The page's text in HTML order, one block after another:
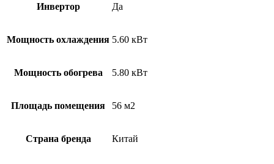
Инвертор Да
Мощность охлаждения 5.60 кВт
Мощность обогрева 5.80 кВт
Площадь помещения 56 м2
Страна бренда Китай